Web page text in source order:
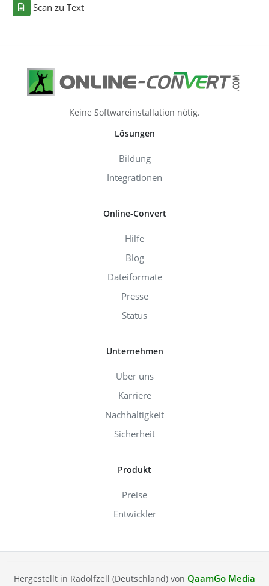
Scan zu Text
Keine Softwareinstallation nötig.
Lösungen
Bildung
Integrationen
Online-Convert
Hilfe
Blog
Dateiformate
Presse
Status
Unternehmen
Über uns
Karriere
Nachhaltigkeit
Sicherheit
Produkt
Preise
Entwickler
Hergestellt in Radolfzell (Deutschland) von QaamGo Media